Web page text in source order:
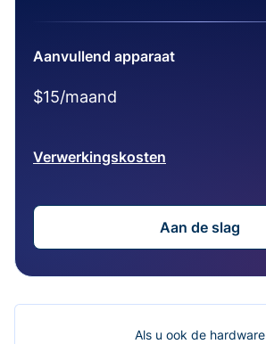
Aanvullend apparaat
$15/maand
Verwerkingskosten
Aan de slag
Als u ook de hardware